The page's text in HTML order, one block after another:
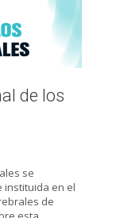
de los
se
instituida en el
de